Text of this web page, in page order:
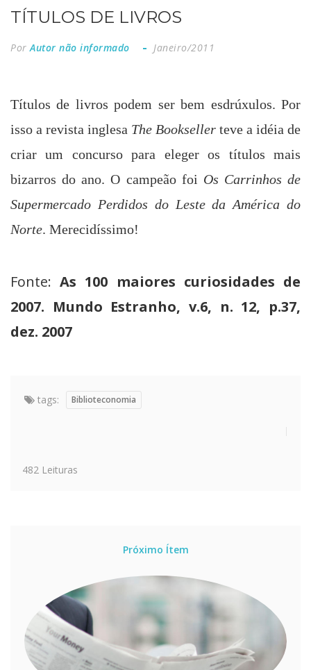
TÍTULOS DE LIVROS
PorAutor não informado Janeiro/2011
Títulos de livros podem ser bem esdrúxulos. Por
isso a revista inglesa The Bookseller teve a idéia de
criar um concurso para eleger os títulos mais
bizarros do ano. O campeão foi Os Carrinhos de
Supermercado Perdidos do Leste da América do
Norte. Merecidíssimo!
Fonte:As 100 maiores curiosidades de
2007. Mundo Estranho, v.6, n. 12, p.37,
dez. 2007
tags: Biblioteconomia
482 Leituras
Próximo Ítem